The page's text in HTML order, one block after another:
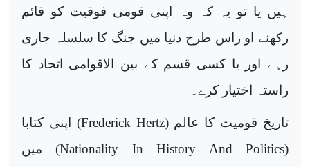
ہیں یا تو یہ کہ وہ اپنی قومی فوقیت کو قائم
رکھنے او راس طرح دنیا میں جنگ کا سلسلہ جاری
رہے اور یا کسی قسم کے بین الاقوامی اتحاد کا
راستہ اختیار کرے۔
تاریخ قومیت کا عالم (Frederick Hertz) اپنی کتابا
(
Nationality In History And Politics) میں